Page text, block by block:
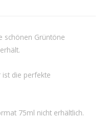
schönen Grüntöne
ist die perfekte
75ml nicht erhältlich.